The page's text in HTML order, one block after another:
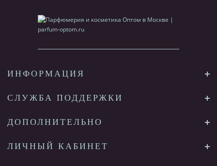
ИНФОРМАЦИЯ
СЛУЖБА ПОДДЕРЖКИ
ДОПОЛНИТЕЛЬНО
ЛИЧНЫЙ КАБИНЕТ